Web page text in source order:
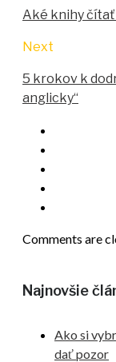
Aké knihy čítať
Next
5 krokov k
anglicky“
Comments are
Najnovšie
Ako si
dať pozor